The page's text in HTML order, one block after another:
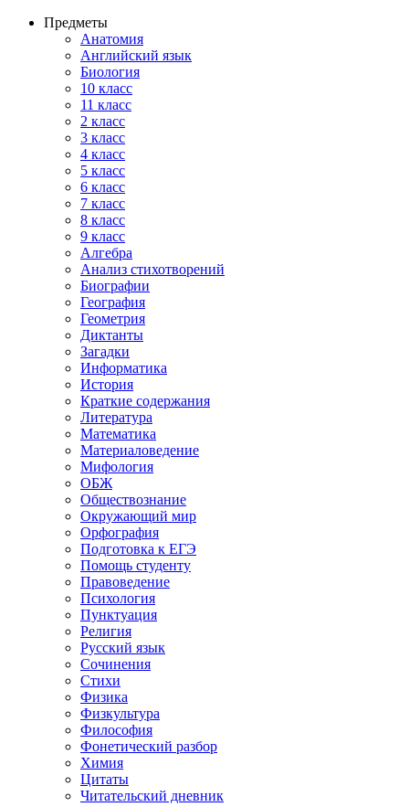
Предметы
Анатомия
Английский язык
Биология
10 класс
11 класс
2 класс
3 класс
4 класс
5 класс
6 класс
7 класс
8 класс
9 класс
Алгебра
Анализ стихотворений
Биографии
География
Геометрия
Диктанты
Загадки
Информатика
История
Краткие содержания
Литература
Математика
Материаловедение
Мифология
ОБЖ
Обществознание
Окружающий мир
Орфография
Подготовка к ЕГЭ
Помощь студенту
Правоведение
Психология
Пунктуация
Религия
Русский язык
Сочинения
Стихи
Физика
Физкультура
Философия
Фонетический разбор
Химия
Цитаты
Читательский дневник